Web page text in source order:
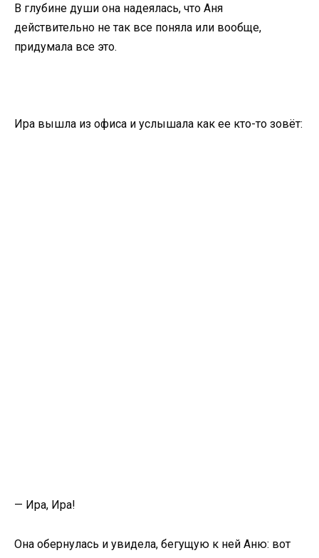
В глубине души она надеялась, что Аня
действительно не так все поняла или вообще,
придумала все это.
Ира вышла из офиса и услышала как ее кто-то зовёт:
— Ира, Ира!
Она обернулась и увидела, бегущую к ней Аню: вот